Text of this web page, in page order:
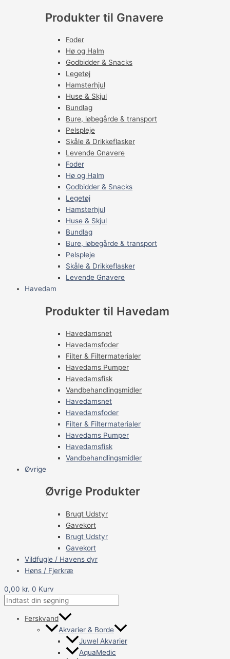
Produkter til Gnavere
Foder
Hø og Halm
Godbidder & Snacks
Legetøj
Hamsterhjul
Huse & Skjul
Bundlag
Bure, løbegårde & transport
Pelspleje
Skåle & Drikkeflasker
Levende Gnavere
Foder
Hø og Halm
Godbidder & Snacks
Legetøj
Hamsterhjul
Huse & Skjul
Bundlag
Bure, løbegårde & transport
Pelspleje
Skåle & Drikkeflasker
Levende Gnavere
Havedam
Produkter til Havedam
Havedamsnet
Havedamsfoder
Filter & Filtermaterialer
Havedams Pumper
Havedamsfisk
Vandbehandlingsmidler
Havedamsnet
Havedamsfoder
Filter & Filtermaterialer
Havedams Pumper
Havedamsfisk
Vandbehandlingsmidler
Øvrige
Øvrige Produkter
Brugt Udstyr
Gavekort
Brugt Udstyr
Gavekort
Vildfugle / Havens dyr
Høns / Fjerkræ
0,00 kr. 0 Kurv
Ferskvand
Akvarier & Borde
Juwel Akvarier
AquaMedic